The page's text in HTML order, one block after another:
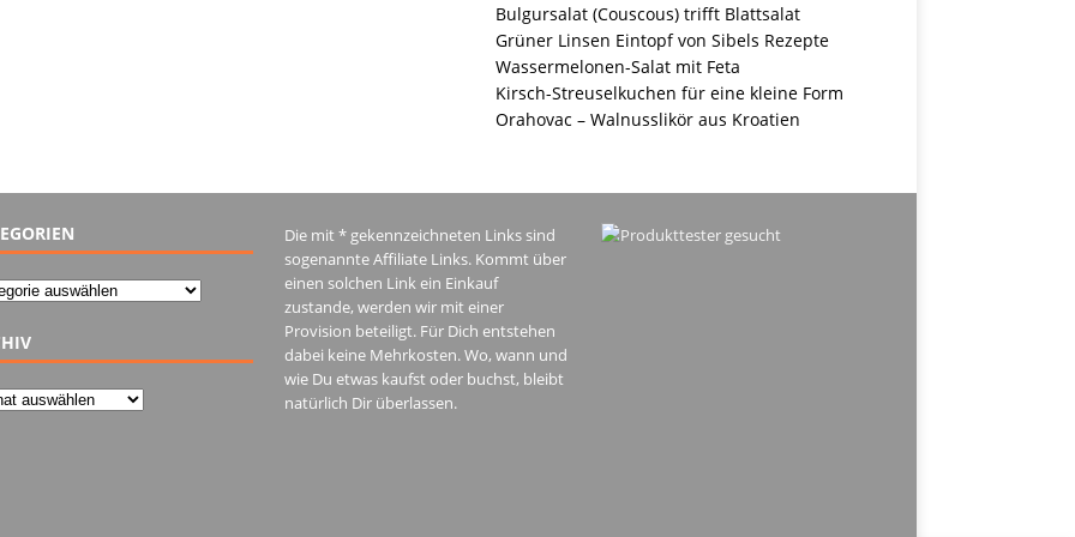
Bulgursalat (Couscous) trifft Blattsalat
Grüner Linsen Eintopf von Sibels Rezepte
Wassermelonen-Salat mit Feta
Kirsch-Streuselkuchen für eine kleine Form
Orahovac – Walnusslikör aus Kroatien
Die mit * gekennzeichneten Links sind
sogenannte Affiliate Links. Kommt über
einen solchen Link ein Einkauf
zustande, werden wir mit einer
Provision beteiligt. Für Dich entstehen
dabei keine Mehrkosten. Wo, wann und
wie Du etwas kaufst oder buchst, bleibt
natürlich Dir überlassen.